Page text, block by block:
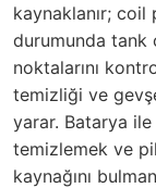
kaynaklanır; coil
durumunda tank
noktalarını
temizliği ve
yarar. Batarya
temizlemek ve
kaynağını